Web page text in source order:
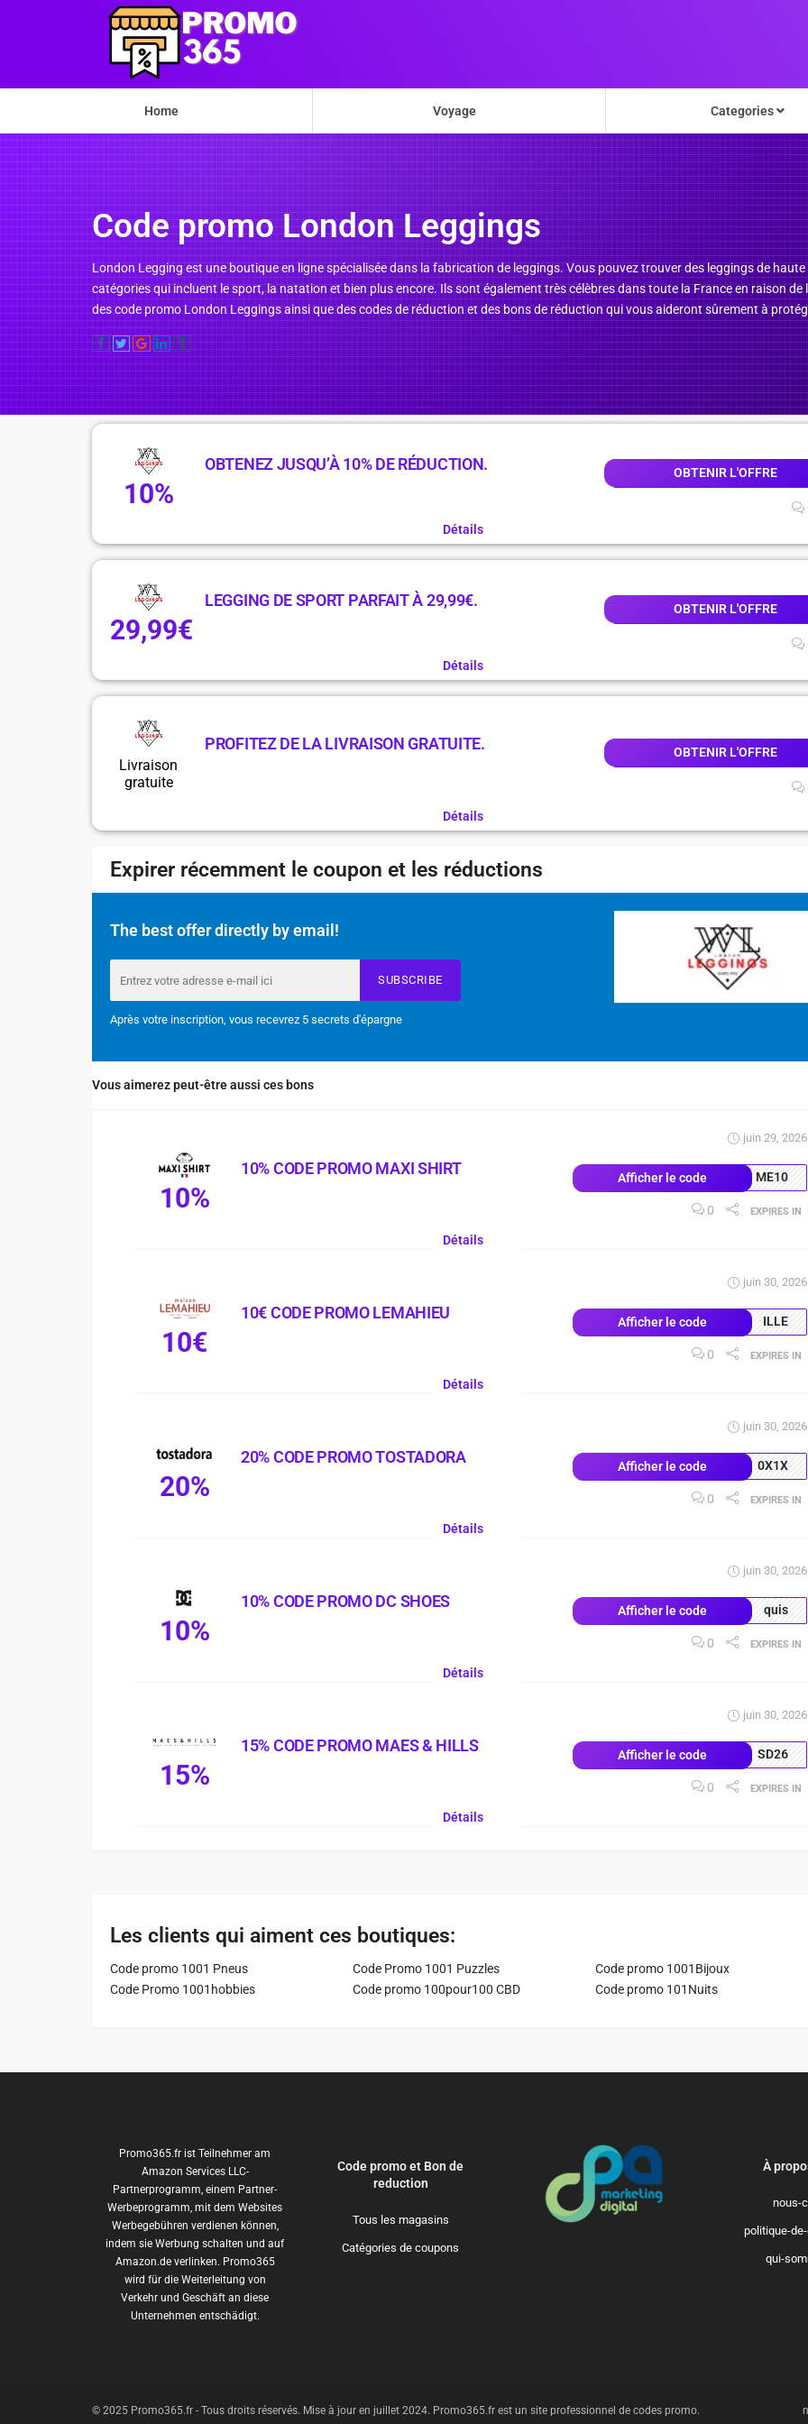
Home Voyage Categories
Code promo London Leggings
London Legging est une boutique en ligne spécialisée dans la fabrication de leggings. Vous pouvez trouver des leggings de
catégories qui incluent le sport, la natation et bien plus encore. Ils sont également très célèbres dans toute la France en raison
des code promo London Leggings ainsi que des codes de réduction et des bons de réduction qui vous aideront sûrement à
10%
OBTENEZ JUSQU’À 10% DE RÉDUCTION. OBTENIR L'OFFRE
Détails
29,99€
LEGGING DE SPORT PARFAIT À 29,99€. OBTENIR L'OFFRE
Détails
Livraison
gratuite
PROFITEZ DE LA LIVRAISON GRATUITE. OBTENIR L'OFFRE
Détails
Expirer récemment le coupon et les réductions
The best offer directly by email!
SUBSCRIBE
Après votre inscription, vous recevrez 5 secrets d'épargne
Vous aimerez peut-être aussi ces bons
10%
10% CODE PROMO MAXI SHIRT
juin 29, 2026
Afficher le code ME10
EXPIRES IN 02 Days04:20: 52
Détails
10€
10€ CODE PROMO LEMAHIEU
juin 30, 2026
Afficher le code ILLE
EXPIRES IN 03 Days04:10: 53
Détails
20%
20% CODE PROMO TOSTADORA
juin 30, 2026
Afficher le code 0X1X
EXPIRES IN 03 Days04:19: 53
Détails
10%
10% CODE PROMO DC SHOES
juin 30, 2026
Afficher le code quis
EXPIRES IN 03 Days04:20: 19
Détails
15%
15% CODE PROMO MAES & HILLS
juin 30, 2026
Afficher le code SD26
EXPIRES IN 03 Days04:20: 36
Détails
Les clients qui aiment ces boutiques:
Code promo 1001 Pneus Code Promo 1001 Puzzles
Code promo 1001Bijoux
Code Promo 1001hobbies
Code promo 100pour100 CBD Code promo 101Nuits
Promo365.fr ist Teilnehmer am
Amazon Services LLC-
Partnerprogramm, einem Partner-
Werbeprogramm, mit dem Websites
Werbegebühren verdienen können,
indem sie Werbung schalten und auf
Amazon.de verlinken. Promo365
wird für die Weiterleitung von
Verkehr und Geschäft an diese
Unternehmen entschädigt.
Code promo et Bon de
reduction
Tous les magasins
Catégories de coupons
À
nous-
politique-
qui-
© 2025 Promo365.fr - Tous droits réservés. Mise à jour en juillet 2024. Promo365.fr est un site professionnel de codes promo.